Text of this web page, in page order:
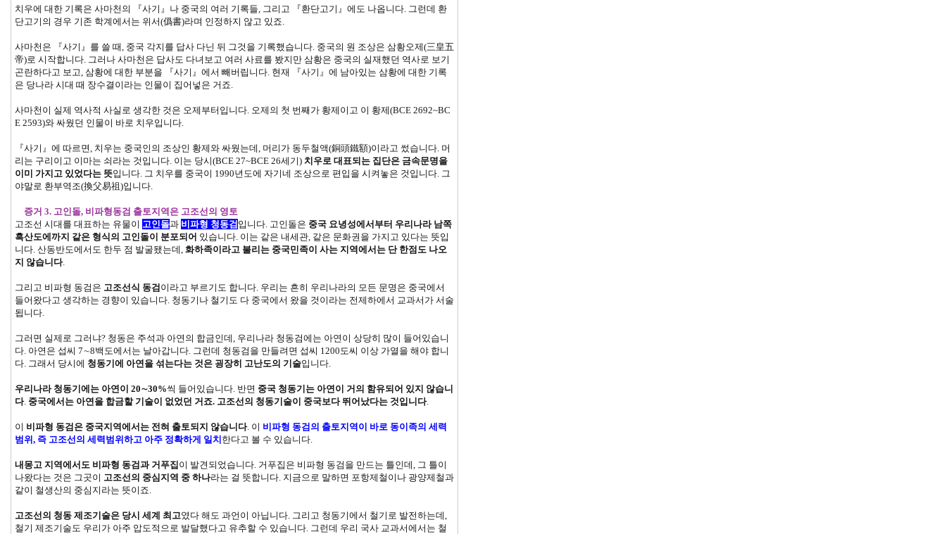
치우에 대한 기록은 사마천의 『사기』나 중국의 여러 기록들, 그리고 『환단고기』에도 나옵니다. 그런데 환
단고기의 경우 기존 학계에서는 위서(僞書)라며 인정하지 않고 있죠.
사마천은 『사기』를 쓸 때, 중국 각지를 답사 다닌 뒤 그것을 기록했습니다. 중국의 원 조상은 삼황오제(三皇五
帝)로 시작합니다. 그러나 사마천은 답사도 다녀보고 여러 사료를 봤지만 삼황은 중국의 실재했던 역사로 보기
곤란하다고 보고, 삼황에 대한 부분을 『사기』에서 빼버립니다. 현재 『사기』에 남아있는 삼황에 대한 기록
은 당나라 시대 때 장수결이라는 인물이 집어넣은 거죠.
사마천이 실제 역사적 사실로 생각한 것은 오제부터입니다. 오제의 첫 번째가 황제이고 이 황제(BCE 2692~BC
E 2593)와 싸웠던 인물이 바로 치우입니다.
『사기』에 따르면, 치우는 중국인의 조상인 황제와 싸웠는데, 머리가 동두철액(銅頭鐵額)이라고 썼습니다. 머
리는 구리이고 이마는 쇠라는 것입니다. 이는 당시(BCE 27~BCE 26세기) 치우로 대표되는 집단은 금속문명을
이미 가지고 있었다는 뜻입니다. 그 치우를 중국이 1990년도에 자기네 조상으로 편입을 시켜놓은 것입니다. 그
야말로 환부역조(換父易祖)입니다.
증거 3. 고인돌, 비파형동검 출토지역은 고조선의 영토
고조선 시대를 대표하는 유물이 고인돌과 비파형 청동검 입니다. 고인돌은 중국 요녕성에서부터 우리나라 남쪽
흑산도에까지 같은 형식의 고인돌이 분포되어 있습니다. 이는 같은 내세관, 같은 문화권을 가지고 있다는 뜻입
니다. 산동반도에서도 한두 점 발굴됐는데, 화하족이라고 불리는 중국민족이 사는 지역에서는 단 한점도 나오
지 않습니다.
그리고 비파형 동검은 고조선식 동검 이라고 부르기도 합니다. 우리는 흔히 우리나라의 모든 문명은 중국에서
들어왔다고 생각하는 경향이 있습니다. 청동기나 철기도 다 중국에서 왔을 것이라는 전제하에서 교과서가 서술
됩니다.
그러면 실제로 그러냐? 청동은 주석과 아연의 합금인데, 우리나라 청동검에는 아연이 상당히 많이 들어있습니
다. 아연은 섭씨 7∼8백도에서는 날아갑니다. 그런데 청동검을 만들려면 섭씨 1200도씨 이상 가열을 해야 합니
다. 그래서 당시에 청동기에 아연을 섞는다는 것은 굉장히 고난도의 기술입니다.
우리나라 청동기에는 아연이 20∼30%씩 들어있습니다. 반면 중국 청동기는 아연이 거의 함유되어 있지 않습니
다. 중국에서는 아연을 합금할 기술이 없었던 거죠. 고조선의 청동기술이 중국보다 뛰어났다는 것입니다.
이 비파형 동검은 중국지역에서는 전혀 출토되지 않습니다. 이 비파형 동검의 출토지역이 바로 동이족의 세력
범위, 즉 고조선의 세력범위하고 아주 정확하게 일치 한다고 볼 수 있습니다.
내몽고 지역에서도 비파형 동검과 거푸집 이 발견되었습니다. 거푸집은 비파형 동검을 만드는 틀인데, 그 틀이
나왔다는 것은 그곳이 고조선의 중심지역 중 하나라는 걸 뜻합니다. 지금으로 말하면 포항제철이나 광양제철과
같이 철생산의 중심지라는 뜻이죠.
고조선의 청동 제조기술은 당시 세계 최고였다 해도 과언이 아닙니다. 그리고 청동기에서 철기로 발전하는데,
철기 제조기술도 우리가 아주 압도적으로 발달했다고 유추할 수 있습니다. 그런데 우리 국사 교과서에서는 철